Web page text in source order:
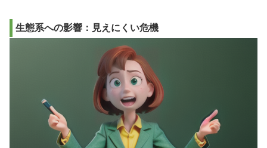
生態系への影響：見えにくい危機